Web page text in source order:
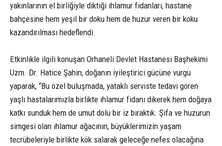
yakınlarının el birliğiyle diktiği ıhlamur fidanları, hastane
bahçesine hem yeşil bir doku hem de huzur veren bir koku
kazandırılması hedeflendi.
Etkinlikle ilgili konuşan Orhaneli Devlet Hastanesi Başhekimi
Uzm. Dr. Hatice Şahin, doğanın iyileştirici gücüne vurgu
yaparak, “Bu özel buluşmada, yataklı serviste tedavi gören
yaşlı hastalarımızla birlikte ıhlamur fidanı dikerek hem doğaya
katkı sunduk hem de umut dolu bir iz bıraktık. Şifa ve huzurun
simgesi olan ıhlamur ağacının, büyüklerimizin yaşam
tecrübeleriyle birlikte kök salarak geleceğe nefes olacağına